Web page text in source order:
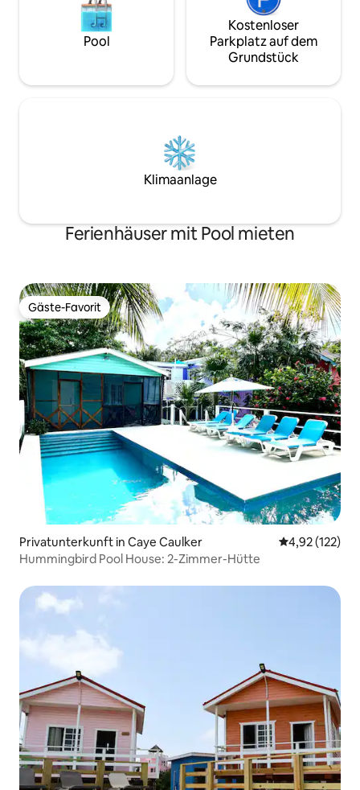
Pool
Kostenloser
Parkplatz auf dem
Grundstück
Klimaanlage
Ferienhäuser mit Pool mieten
Gäste-Favorit
Gäste-Favorit
Privatunterkunft in Caye Caulker
4,92 (122)
Hummingbird Pool House: 2-Zimmer-Hütte